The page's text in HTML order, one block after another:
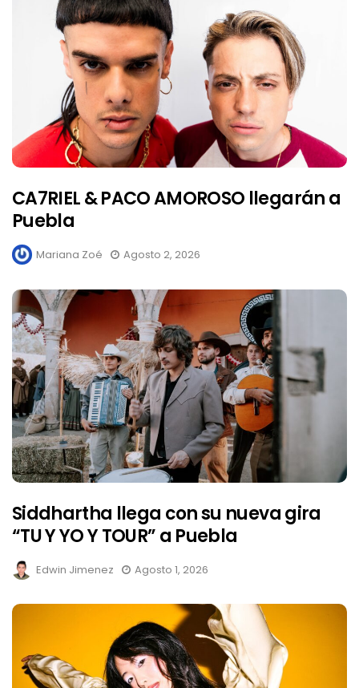
CA7RIEL & PACO AMOROSO llegarán a
Puebla
Mariana Zoé Agosto 2, 2026
Siddhartha llega con su nueva gira
“TU Y YO Y TOUR” a Puebla
Edwin Jimenez Agosto 1, 2026